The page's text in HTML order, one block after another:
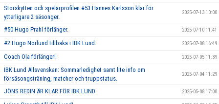
Storskytten och spelarprofilen #53 Hannes Karlsson klar för
ytterligare 2 säsonger.
2025-07-13 10:00
#50 Hugo Prahl förlänger. 2025-07-10 11:41
#2 Hugo Norlund tillbaka i IBK Lund. 2025-07-08 16:49
Coach Ola förlänger! 2025-07-05 11:39
IBK Lund Allsvenskan: Sommarledighet samt lite info om
försäsongsträning, matcher och truppstatus.
2025-07-04 11:29
JÖNS REDIN ÄR KLAR FÖR IBK LUND 2025-05-08 17:00